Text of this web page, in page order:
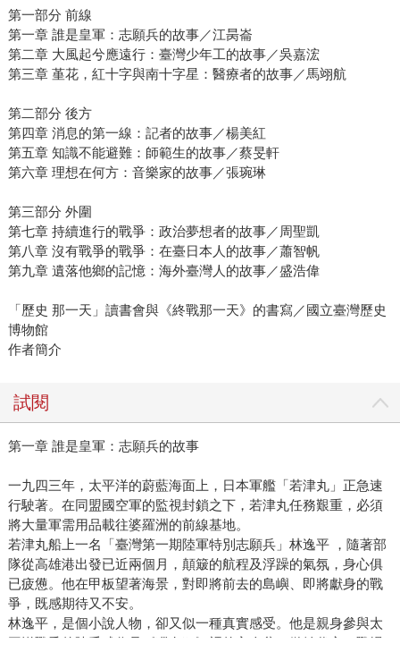
第一部分 前線
第一章 誰是皇軍：志願兵的故事／江昺崙
第二章 大風起兮應遠行：臺灣少年工的故事／吳嘉浤
第三章 堇花，紅十字與南十字星：醫療者的故事／馬翊航
第二部分 後方
第四章 消息的第一線：記者的故事／楊美紅
第五章 知識不能避難：師範生的故事／蔡旻軒
第六章 理想在何方：音樂家的故事／張琬琳
第三部分 外圍
第七章 持續進行的戰爭：政治夢想者的故事／周聖凱
第八章 沒有戰爭的戰爭：在臺日本人的故事／蕭智帆
第九章 遺落他鄉的記憶：海外臺灣人的故事／盛浩偉
「歷史 那一天」讀書會與《終戰那一天》的書寫／國立臺灣歷史
博物館
作者簡介
試閱
第一章 誰是皇軍：志願兵的故事
一九四三年，太平洋的蔚藍海面上，日本軍艦「若津丸」正急速
行駛著。在同盟國空軍的監視封鎖之下，若津丸任務艱重，必須
將大量軍需用品載往婆羅洲的前線基地。
若津丸船上一名「臺灣第一期陸軍特別志願兵」林逸平 ，隨著部
隊從高雄港出發已近兩個月，顛簸的航程及浮躁的氣氛，身心俱
已疲憊。他在甲板望著海景，對即將前去的島嶼、即將獻身的戰
爭，既感期待又不安。
林逸平，是個小說人物，卻又似一種真實感受。他是親身參與太
平洋戰爭的陳千武作品《獵女犯》裡的主人翁，微妙代言了戰場